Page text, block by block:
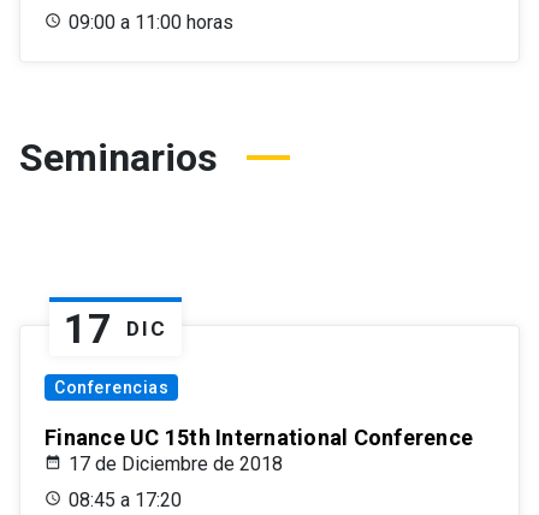
09:00 a 11:00 horas
Seminarios
17 DIC
Conferencias
Finance UC 15th International Conference
17 de Diciembre de 2018
08:45 a 17:20